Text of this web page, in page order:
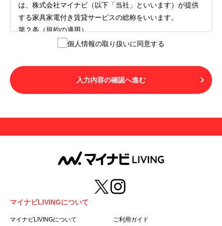
は、株式会社マイナビ（以下「当社」といいます）が提供
する家具家電付き賃貸サービスの総称をいいます。
第２条（規約の適用）
１.本サービスを利用する者（以下「利用者」といいます）
LIVINGご契約にあたり取得する個人情報の取り扱いについ
て」の内容をすべて承諾したものとみなされます。不承諾
の意思表示は、本サービスを利用しないことをもってのみ
用することはできません。
第３条（用語の定義）
１.「本サ―ビス」とは、第１章第１条で規定する当社が運
営するマイナビLIVINGを意味します。
２.「利用者」とは、第１章第２条に規定する本サービスを
利用する個人を意味します。
３.「本サイト」とは、当社が運営する本サービスに関する
個人情報の取り扱いに同意する
入力内容の確認へ進む
マイナビLIVINGについて
マイナビLIVINGについて ご利用ガイド